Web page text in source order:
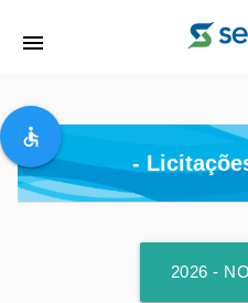
menu
accessible
-
2026 -